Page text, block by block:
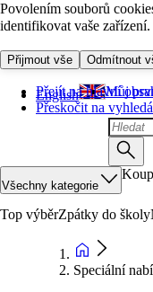
Povolením souborů
identifikovat vaše zařízení.
Přijmout vše Odmítnout
Přejít na hlavní
Přeskočit na
English Můj
Všechny kategorie
Top výběrZpátky do školy
Speciální